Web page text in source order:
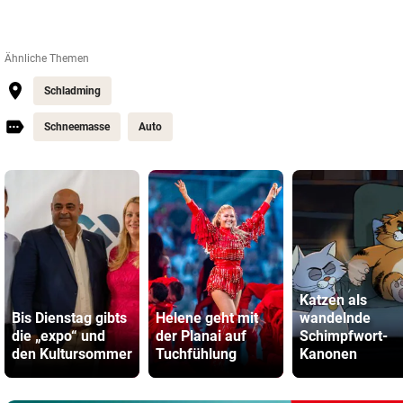
Ähnliche Themen
Schladming
Schneemasse Auto
Bis Dienstag gibts
die „expo“ und
den Kultursommer
Helene geht mit
der Planai auf
Tuchfühlung
Katzen als
wandelnde
Schimpfwort-
Kanonen